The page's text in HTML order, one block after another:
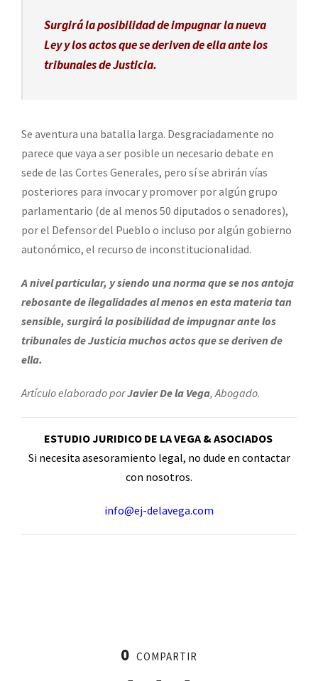
Surgirá la posibilidad de impugnar la nueva
Ley y los actos que se deriven de ella ante los
tribunales de Justicia.
Se aventura una batalla larga. Desgraciadamente no
parece que vaya a ser posible un necesario debate en
sede de las Cortes Generales, pero sí se abrirán vías
posteriores para invocar y promover por algún grupo
parlamentario (de al menos 50 diputados o senadores),
por el Defensor del Pueblo o incluso por algún gobierno
autonómico, el recurso de inconstitucionalidad.
A nivel particular, y siendo una norma que se nos antoja
rebosante de ilegalidades al menos en esta materia tan
sensible, surgirá la posibilidad de impugnar ante los
tribunales de Justicia muchos actos que se deriven de
ella.
Artículo elaborado porJavier De la Vega, Abogado.
ESTUDIO JURIDICO DE LA VEGA & ASOCIADOS
Si necesita asesoramiento legal, no dude en contactar
con nosotros.
info@ej-delavega.com
0 COMPARTIR